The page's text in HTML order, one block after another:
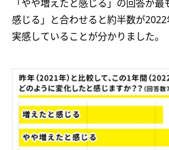
「やや増えたと感じる」の回答が
感じる」と合わせると約半数が
実感していることが分かりました。